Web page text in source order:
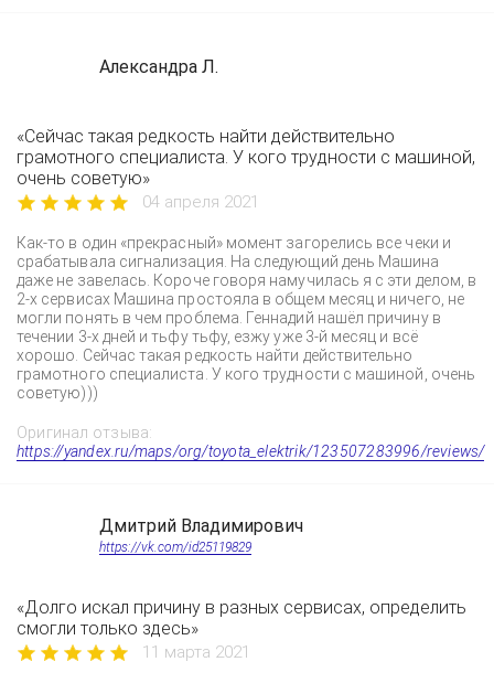
Александра Л.
«Сейчас такая редкость найти действительно
грамотного специалиста. У кого трудности с машиной,
очень советую»
04 апреля 2021
Как-то в один «прекрасный» момент загорелись все чеки и
срабатывала сигнализация. На следующий день Машина
даже не завелась. Короче говоря намучилась я с эти делом, в
2-х сервисах Машина простояла в общем месяц и ничего, не
могли понять в чем проблема. Геннадий нашёл причину в
течении 3-х дней и тьфу тьфу, езжу уже 3-й месяц и всё
хорошо. Сейчас такая редкость найти действительно
грамотного специалиста. У кого трудности с машиной, очень
советую)))
Оригинал отзыва:
https://yandex.ru/maps/org/toyota_elektrik/123507283996/reviews/
Дмитрий Владимирович
https://vk.com/id25119829
«Долго искал причину в разных сервисах, определить
смогли только здесь»
11 марта 2021